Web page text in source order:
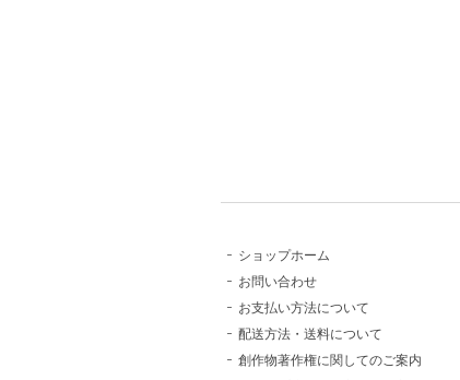
ショップホーム
お問い合わせ
お支払い方法について
配送方法・送料について
創作物著作権に関してのご案内